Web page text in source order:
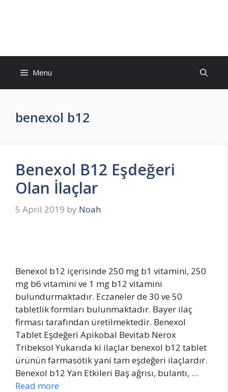
Menu
benexol b12
Benexol B12 Eşdeğeri
Olan İlaçlar
5 April 2019 by Noah
Benexol b12 içerisinde 250 mg b1 vitamini, 250
mg b6 vitamini ve 1 mg b12 vitamini
bulundurmaktadır. Eczaneler de 30 ve 50
tabletlik formları bulunmaktadır. Bayer ilaç
firması tarafından üretilmektedir. Benexol
Tablet Eşdeğeri Apikobal Bevitab Nerox
Tribeksol Yukarıda ki ilaçlar benexol b12 tablet
ürünün farmasötik yani tam eşdeğeri ilaçlardır.
Benexol b12 Yan Etkileri Baş ağrısı, bulantı, …
Read more